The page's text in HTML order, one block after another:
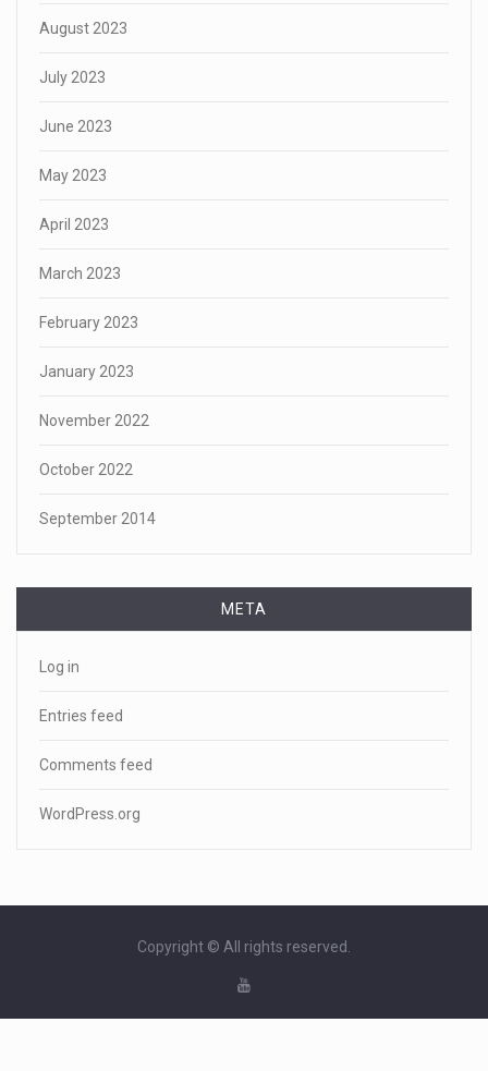
August 2023
July 2023
June 2023
May 2023
April 2023
March 2023
February 2023
January 2023
November 2022
October 2022
September 2014
META
Log in
Entries feed
Comments feed
WordPress.org
Copyright © All rights reserved.